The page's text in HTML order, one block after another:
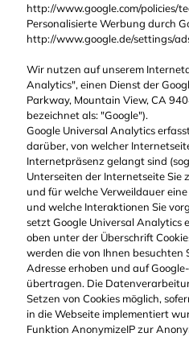
http://www.google.com/policies/
Personalisierte Werbung durch
http://www.google.de/settings/
Wir nutzen auf unserem
Analytics", einen Dienst der
Parkway, Mountain View, CA
bezeichnet als: "Google").
Google Universal Analytics
darüber, von welcher
Internetpräsenz gelangt sind
Unterseiten der Internetseite Sie
und für welche Verweildauer
und welche Interaktionen Sie
setzt Google Universal Analytics
oben unter der Überschrift
werden die von Ihnen besuchten
Adresse erhoben und auf
übertragen. Die
Setzen von Cookies möglich,
in die Webseite implementiert
Funktion AnonymizeIP zur